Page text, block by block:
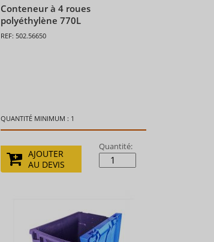
Conteneur à 4 roues
polyéthylène 770L
REF: 502.56650
QUANTITÉ MINIMUM : 1
Quantité:
AJOUTER
AU DEVIS